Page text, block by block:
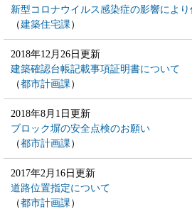
新型コロナウイルス感染症の影響によ
建築住宅課
2018年12月26日更新
建築確認台帳記載事項証明書について
都市計画課
2018年8月1日更新
ブロック塀の安全点検のお願い
都市計画課
2017年2月16日更新
道路位置指定について
都市計画課